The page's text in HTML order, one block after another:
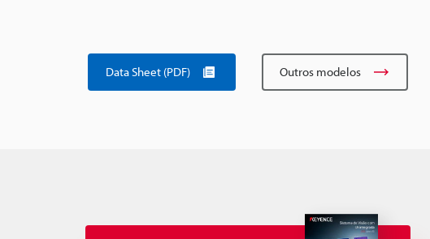
Data Sheet (PDF) Outros modelos